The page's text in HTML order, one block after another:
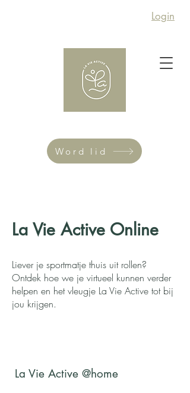
Login
Word lid
La Vie Active Online
Liever je sportmatje thuis uit rollen?
Ontdek hoe we je virtueel kunnen verder
helpen en het vleugje La Vie Active tot bij
jou krijgen.
La Vie Active @home